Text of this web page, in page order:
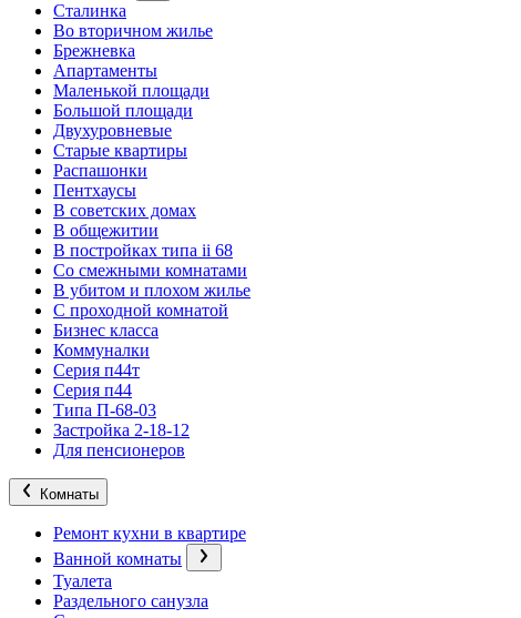
Сталинка
Во вторичном жилье
Брежневка
Апартаменты
Маленькой площади
Большой площади
Двухуровневые
Старые квартиры
Распашонки
Пентхаусы
В советских домах
В общежитии
В постройках типа ii 68
Со смежными комнатами
В убитом и плохом жилье
С проходной комнатой
Бизнес класса
Коммуналки
Серия п44т
Серия п44
Типа П-68-03
Застройка 2-18-12
Для пенсионеров
Комнаты
Ремонт кухни в квартире
Ванной комнаты
Туалета
Раздельного санузла